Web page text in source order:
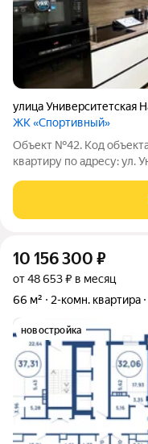
улица Университетская
ЖК «Спортивный»
Объект №42. Код
квартиру по адресу: ул.
м. Квартира большая и
10 156 300 ₽
от 48 653 ₽ в месяц
66 м²
2-комн. квартира
новостройка